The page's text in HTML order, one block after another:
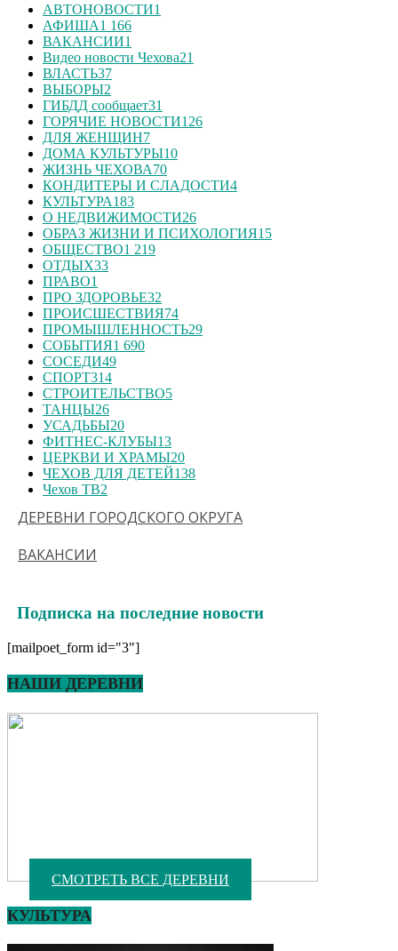
АВТОНОВОСТИ1
АФИША1 166
ВАКАНСИИ1
Видео новости Чехова21
ВЛАСТЬ37
ВЫБОРЫ2
ГИБДД сообщает31
ГОРЯЧИЕ НОВОСТИ126
ДЛЯ ЖЕНЩИН7
ДОМА КУЛЬТУРЫ10
ЖИЗНЬ ЧЕХОВА70
КОНДИТЕРЫ И СЛАДОСТИ4
КУЛЬТУРА183
О НЕДВИЖИМОСТИ26
ОБРАЗ ЖИЗНИ И ПСИХОЛОГИЯ15
ОБЩЕСТВО1 219
ОТДЫХ33
ПРАВО1
ПРО ЗДОРОВЬЕ32
ПРОИСШЕСТВИЯ74
ПРОМЫШЛЕННОСТЬ29
СОБЫТИЯ1 690
СОСЕДИ49
СПОРТ314
СТРОИТЕЛЬСТВО5
ТАНЦЫ26
УСАДЬБЫ20
ФИТНЕС-КЛУБЫ13
ЦЕРКВИ И ХРАМЫ20
ЧЕХОВ ДЛЯ ДЕТЕЙ138
Чехов ТВ2
ДЕРЕВНИ ГОРОДСКОГО ОКРУГА
ВАКАНСИИ
Подписка на последние новости
[mailpoet_form id="3"]
НАШИ ДЕРЕВНИ
СМОТРЕТЬ ВСЕ ДЕРЕВНИ
КУЛЬТУРА